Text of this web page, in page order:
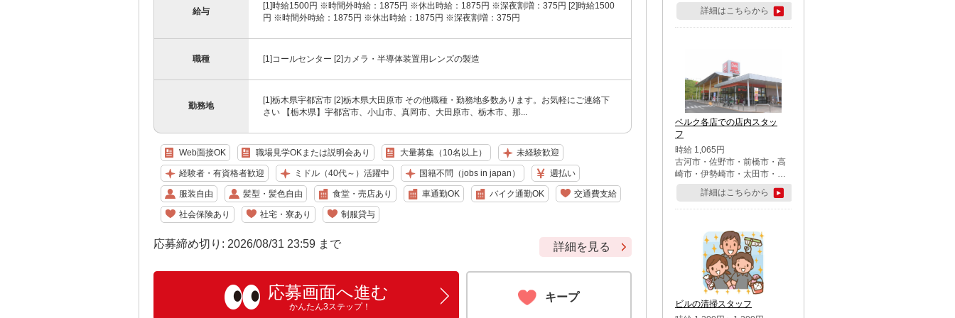
給与
[1]時給1500円 ※時間外時給：1875円 ※休出時給：1875円 ※深夜割増：375円 [2]時給1500
円 ※時間外時給：1875円 ※休出時給：1875円 ※深夜割増：375円
職種 [1]コールセンター [2]カメラ・半導体装置用レンズの製造
勤務地
[1]栃木県宇都宮市 [2]栃木県大田原市 その他職種・勤務地多数あります。お気軽にご連絡下
さい 【栃木県】宇都宮市、小山市、真岡市、大田原市、栃木市、那...
Web面接OK 職場見学OKまたは説明会あり 大量募集（10名以上） 未経験歓迎
経験者・有資格者歓迎 ミドル（40代～）活躍中 国籍不問（jobs in japan） 週払い
服装自由 髪型・髪色自由 食堂・売店あり 車通勤OK バイク通勤OK 交通費支給
社会保険あり 社宅・寮あり 制服貸与
応募締め切り: 2026/08/31 23:59 まで 詳細を見る
応募画面へ進む
かんたん3ステップ！
キープ
詳細はこちらから
ベルク各店での店内スタッ
フ
時給 1,065円
古河市・佐野市・前橋市・高
崎市・伊勢崎市・太田市・館
林市・藤岡市・大泉町・さい
たま市北区・川越市・熊谷
市・行田市・秩父市・所沢
市・鶴ケ島市・千葉市中央
区・市川市・松戸市・習志野
市・柏市・流山市・八千代
市・足立区・江戸川区・八王
子市・町田市
詳細はこちらから
ビルの清掃スタッフ